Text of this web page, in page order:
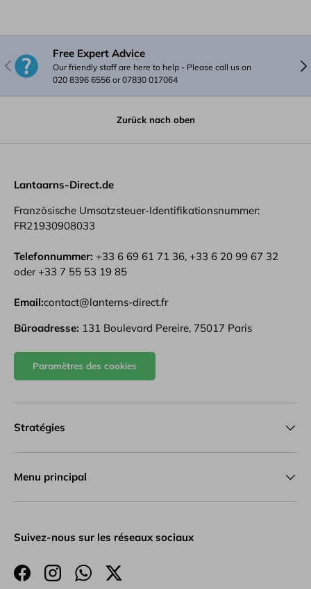
Vorherige
Free Expert Advice
Our friendly staff are here to help - Please call us on
020 8396 6556 or 07830 017064
Zurück nach oben
Lantaarns-Direct.de
Französische Umsatzsteuer-Identifikationsnummer:
FR21930908033
Telefonnummer: +33 6 69 61 71 36, +33 6 20 99 67 32
oder +33 7 55 53 19 85
Email:contact@lanterns-direct.fr
Büroadresse: 131 Boulevard Pereire, 75017 Paris
Paramètres des cookies
Stratégies
Menu principal
Suivez-nous sur les réseaux sociaux
FacebookInstagramWhatsApp
Twitter